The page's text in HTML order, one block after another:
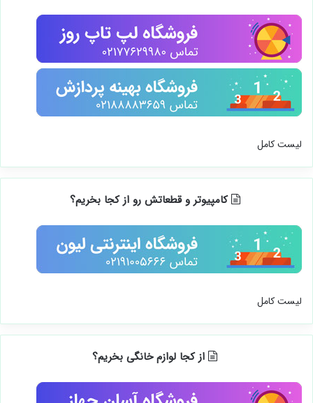
لیست کامل
کامپیوتر و قطعاتش رو از کجا بخریم؟
لیست کامل
از کجا لوازم خانگی بخریم؟